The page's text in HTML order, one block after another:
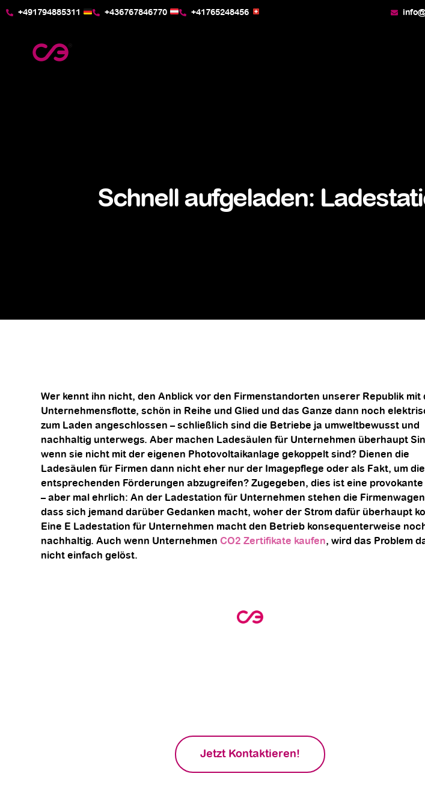
+491794885311 +436767846770 +41765248456
Schnell aufgeladen:
Wer kennt ihn nicht, den Anblick vor den Firmenstandorten unserer Republik mit
Unternehmensflotte, schön in Reihe und Glied und das Ganze dann noch
zum Laden angeschlossen – schließlich sind die Betriebe ja umweltbewusst und
nachhaltig unterwegs. Aber machen Ladesäulen für Unternehmen überhaupt
wenn sie nicht mit der eigenen Photovoltaikanlage gekoppelt sind? Dienen die
Ladesäulen für Firmen dann nicht eher nur der Imagepflege oder als Fakt, um die
entsprechenden Förderungen abzugreifen? Zugegeben, dies ist eine provokante
– aber mal ehrlich: An der Ladestation für Unternehmen stehen die
dass sich jemand darüber Gedanken macht, woher der Strom dafür überhaupt
Eine E Ladestation für Unternehmen macht den Betrieb konsequenterweise
nachhaltig. Auch wenn Unternehmen CO2 Zertifikate kaufen, wird das Problem
nicht einfach gelöst.
Jetzt Kontaktieren!